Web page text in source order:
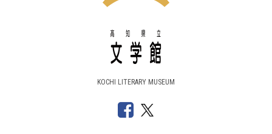
KOCHI LITERARY MUSEUM